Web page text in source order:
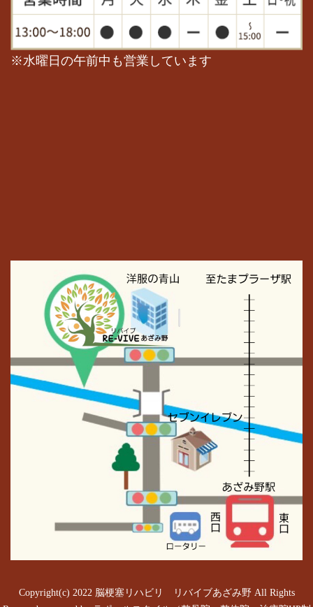
※水曜日の午前中も営業しています
Copyright(c) 2022 脳梗塞リハビリ リバイブあざみ野 All Rights